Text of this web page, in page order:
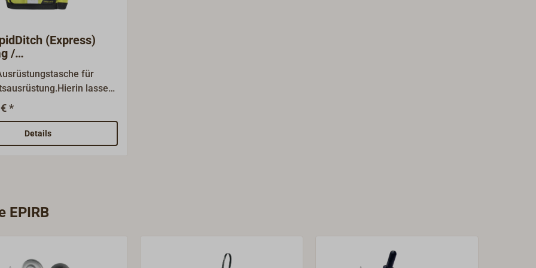
(Express)
/
für
lassen
vor anspruchsvollen
alle wichtigen Dinge
stauen:
Geld,
z.B. in einer leicht
Bänder und Schlaufen
*
Details
EPIRB